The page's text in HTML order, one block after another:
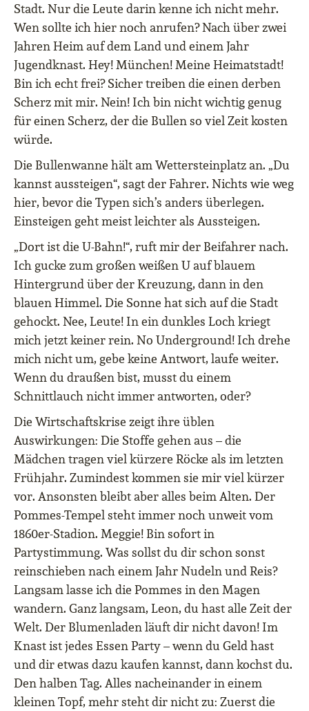
Stadt. Nur die Leute darin kenne ich nicht mehr.
Wen sollte ich hier noch anrufen? Nach über zwei
Jahren Heim auf dem Land und einem Jahr
Jugendknast. Hey! München! Meine Heimatstadt!
Bin ich echt frei? Sicher treiben die einen derben
Scherz mit mir. Nein! Ich bin nicht wichtig genug
für einen Scherz, der die Bullen so viel Zeit kosten
würde.
Die Bullenwanne hält am Wettersteinplatz an. „Du
kannst aussteigen“, sagt der Fahrer. Nichts wie weg
hier, bevor die Typen sich’s anders überlegen.
Einsteigen geht meist leichter als Aussteigen.
„Dort ist die U-Bahn!“, ruft mir der Beifahrer nach.
Ich gucke zum großen weißen U auf blauem
Hintergrund über der Kreuzung, dann in den
blauen Himmel. Die Sonne hat sich auf die Stadt
gehockt. Nee, Leute! In ein dunkles Loch kriegt
mich jetzt keiner rein. No Underground! Ich drehe
mich nicht um, gebe keine Antwort, laufe weiter.
Wenn du draußen bist, musst du einem
Schnittlauch nicht immer antworten, oder?
Die Wirtschaftskrise zeigt ihre üblen
Auswirkungen: Die Stoffe gehen aus – die
Mädchen tragen viel kürzere Röcke als im letzten
Frühjahr. Zumindest kommen sie mir viel kürzer
vor. Ansonsten bleibt aber alles beim Alten. Der
Pommes-Tempel steht immer noch unweit vom
1860er-Stadion. Meggie! Bin sofort in
Partystimmung. Was sollst du dir schon sonst
reinschieben nach einem Jahr Nudeln und Reis?
Langsam lasse ich die Pommes in den Magen
wandern. Ganz langsam, Leon, du hast alle Zeit der
Welt. Der Blumenladen läuft dir nicht davon! Im
Knast ist jedes Essen Party – wenn du Geld hast
und dir etwas dazu kaufen kannst, dann kochst du.
Den halben Tag. Alles nacheinander in einem
kleinen Topf, mehr steht dir nicht zu: Zuerst die